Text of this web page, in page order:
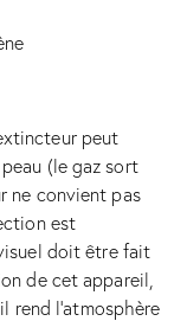
peut
(le gaz sort
ne convient pas
est
doit être fait
de cet appareil,
rend l’atmosphère